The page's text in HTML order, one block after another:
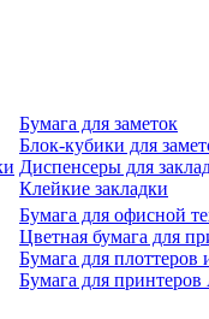
Бумага для заметок
Блок-кубики для
Диспенсеры для
Клейкие закладки
Бумага для офисной
Цветная бумага для
Бумага для плоттеров
Бумага для